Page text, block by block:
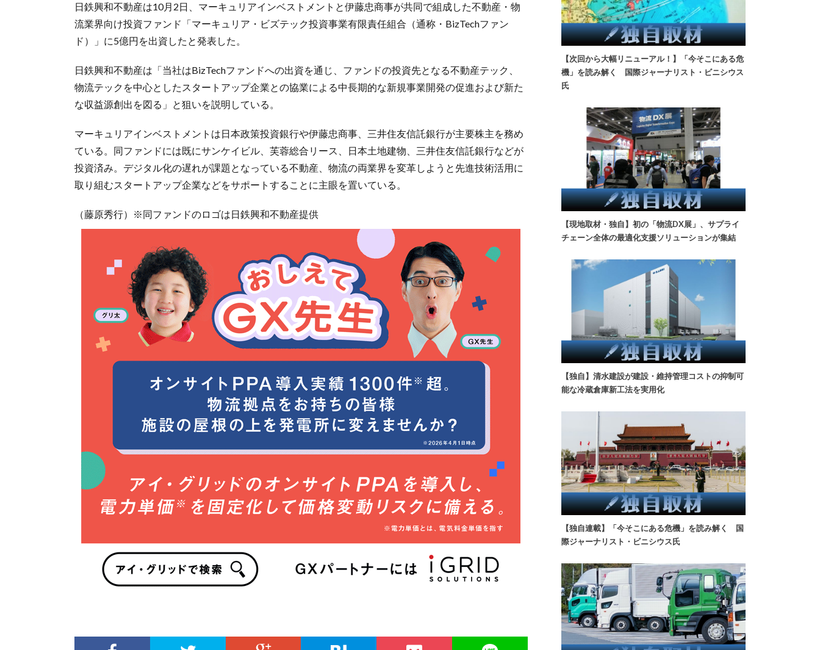
日鉄興和不動産は10月2日、マーキュリアインベストメントと伊藤忠商事が共同で組成した不動産・物
流業界向け投資ファンド「マーキュリア・ビズテック投資事業有限責任組合（通称・BizTechファン
ド）」に5億円を出資したと発表した。
日鉄興和不動産は「当社はBizTechファンドへの出資を通じ、ファンドの投資先となる不動産テック、
物流テックを中心としたスタートアップ企業との協業による中長期的な新規事業開発の促進および新た
な収益源創出を図る」と狙いを説明している。
マーキュリアインベストメントは日本政策投資銀行や伊藤忠商事、三井住友信託銀行が主要株主を務め
ている。同ファンドには既にサンケイビル、芙蓉総合リース、日本土地建物、三井住友信託銀行などが
投資済み。デジタル化の遅れが課題となっている不動産、物流の両業界を変革しようと先進技術活用に
取り組むスタートアップ企業などをサポートすることに主眼を置いている。
（藤原秀行）※同ファンドのロゴは日鉄興和不動産提供
【次回から大幅リニューアル！】「今そこにある危
機」を読み解く 国際ジャーナリスト・ビニシウス
氏
【現地取材・独自】初の「物流DX展」、サプライ
チェーン全体の最適化支援ソリューションが集結
【独自】清水建設が建設・維持管理コストの抑制可
能な冷蔵倉庫新工法を実用化
【独自連載】「今そこにある危機」を読み解く 国
際ジャーナリスト・ビニシウス氏